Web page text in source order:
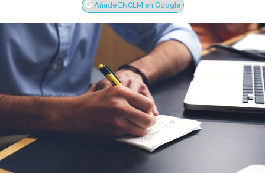
Añade ENCLM en Google